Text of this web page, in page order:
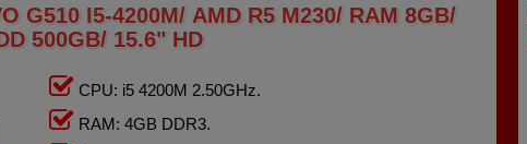
G510 I5-4200M/ AMD R5 M230/ RAM 8GB/
500GB/ 15.6" HD
CPU: i5 4200M 2.50GHz.
RAM: 4GB DDR3.